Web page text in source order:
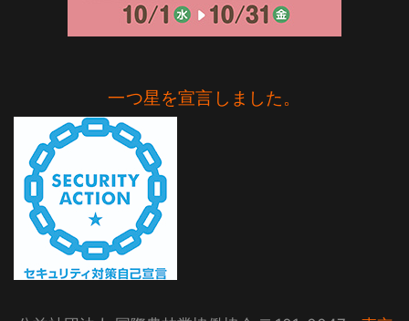
一つ星を宣言しました。